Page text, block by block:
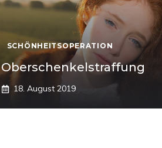
SCHÖNHEITSOPERATION
Oberschenkelstraffung
18. August 2019